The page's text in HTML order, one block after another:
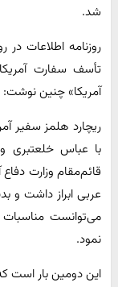
شد.
تأسف سفارت
آمریکا» چنین نوشت:
ریچارد هلمز سفیر
با عباس خلعتبری
قائم‌مقام وزارت
عربی ابراز داشت و
می‌توانست مناسبات
نمود.
این دومین بار است